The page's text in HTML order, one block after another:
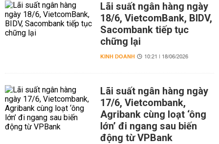
Lãi suất ngân hàng ngày
18/6, VietcomBank, BIDV,
Sacombank tiếp tục
chững lại
KINH DOANH 10:21 | 18/06/2026
Lãi suất ngân hàng ngày
17/6, Vietcombank,
Agribank cùng loạt ‘ông
lớn’ đi ngang sau biến
động từ VPBank